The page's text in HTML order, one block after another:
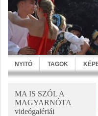
NYITÓ TAGOK
MA IS SZÓL A
MAGYARNÓTA
videógalériái